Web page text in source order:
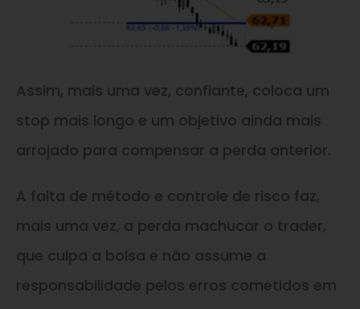
Assim, mais uma vez, confiante, coloca um
stop mais longo e um objetivo ainda mais
arrojado para compensar a perda anterior.
A falta de método e controle de risco faz,
mais uma vez, a perda machucar o trader,
que culpa a bolsa e não assume a
responsabilidade pelos erros cometidos em